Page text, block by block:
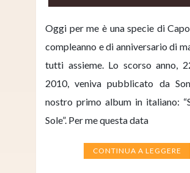
Oggi per me è una specie di
compleanno e di anniversario di
tutti assieme. Lo scorso anno,
2010, veniva pubblicato da
nostro primo album in italiano:
Sole”. Per me questa data
CONTINUA A LEGGERE